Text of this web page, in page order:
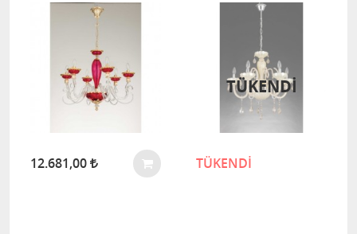
12.681,00 TÜKENDİ
TÜKENDİ